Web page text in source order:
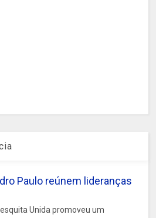
Paulo reúnem lideranças
Unida promoveu um